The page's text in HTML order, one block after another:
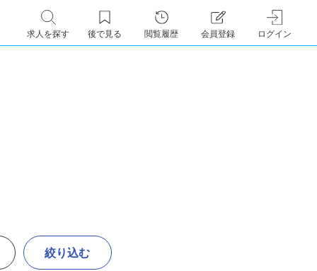
求人を探す 後で見る 閲覧履歴 会員登録 ログイン
絞り込む